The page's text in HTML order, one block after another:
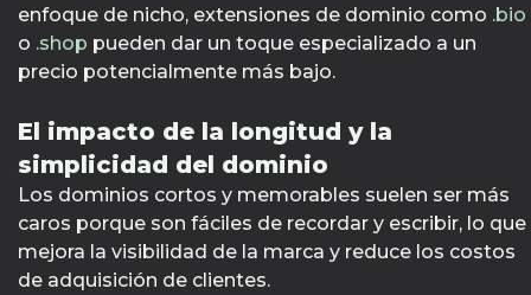
enfoque de nicho, extensiones de dominio como .bio
o .shop pueden dar un toque especializado a un
precio potencialmente más bajo.
El impacto de la longitud y la
simplicidad del dominio
Los dominios cortos y memorables suelen ser más
caros porque son fáciles de recordar y escribir, lo que
mejora la visibilidad de la marca y reduce los costos
de adquisición de clientes.